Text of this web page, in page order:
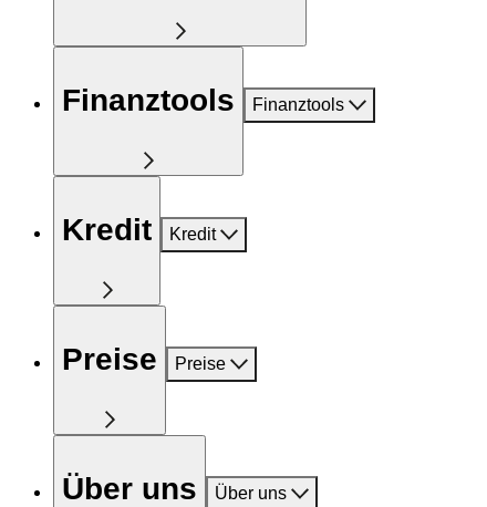
Finanztools Finanztools
Kredit Kredit
Preise Preise
Über uns Über uns